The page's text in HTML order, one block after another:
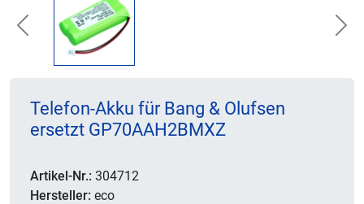
Previous
Telefon-Akku für Bang & Olufsen
ersetzt GP70AAH2BMXZ
Artikel-Nr.: 304712
Hersteller: eco